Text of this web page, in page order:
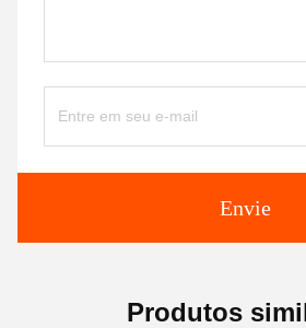
Envie
Produtos